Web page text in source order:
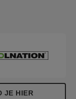
JE HIER